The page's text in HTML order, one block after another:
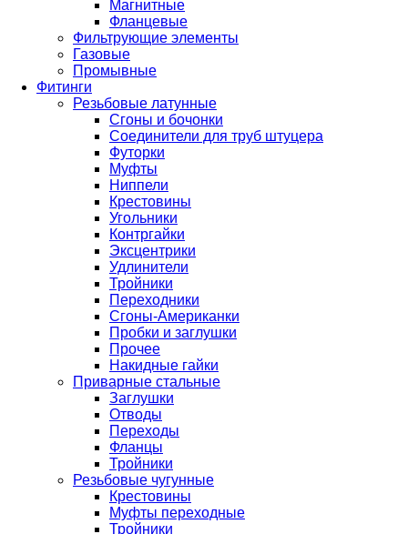
Магнитные
Фланцевые
Фильтрующие элементы
Газовые
Промывные
Фитинги
Резьбовые латунные
Сгоны и бочонки
Соединители для труб штуцера
Футорки
Муфты
Ниппели
Крестовины
Угольники
Контргайки
Эксцентрики
Удлинители
Тройники
Переходники
Сгоны-Американки
Пробки и заглушки
Прочее
Накидные гайки
Приварные стальные
Заглушки
Отводы
Переходы
Фланцы
Тройники
Резьбовые чугунные
Крестовины
Муфты переходные
Тройники